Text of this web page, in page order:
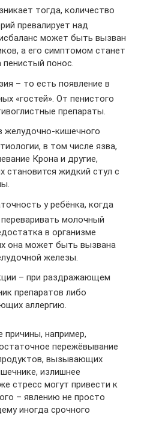
тогда, количество
превалирует над
может быть вызван
а его симптомом станет
понос.
– то есть появление в
«гостей». От пенистого
препараты.
желудочно-кишечного
в том числе язва,
Крона и другие,
становится жидкий стул с
у ребёнка, когда
молочный
в организме
она может быть вызвана
железы.
– при раздражающем
препаратов либо
аллергию.
причины, например,
пережёвывание
вызывающих
излишнее
стресс могут привести к
– явлению не просто
иногда срочного